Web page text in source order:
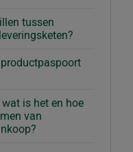
tussen
is het en hoe
van